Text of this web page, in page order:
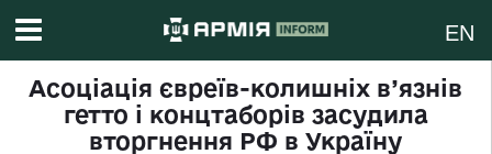
EN
Асоціація євреїв-колишніх в’язнів
гетто і концтаборів засудила
вторгнення РФ в Україну